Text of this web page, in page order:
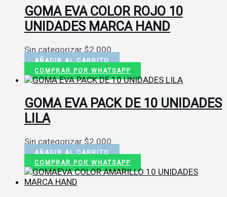
GOMA EVA COLOR ROJO 10
UNIDADES MARCA HAND
Sin categorizar $2.000
AÑADIR AL CARRITO
COMPRAR POR WHATSAPP
GOMA EVA PACK DE 10 UNIDADES
LILA
Sin categorizar $2.000
AÑADIR AL CARRITO
COMPRAR POR WHATSAPP